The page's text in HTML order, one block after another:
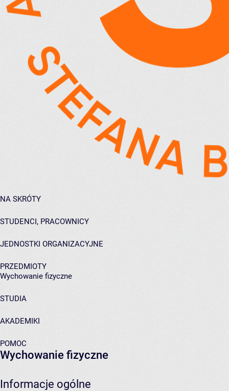
NA SKRÓTY
STUDENCI, PRACOWNICY
JEDNOSTKI ORGANIZACYJNE
PRZEDMIOTY
Wychowanie fizyczne
STUDIA
AKADEMIKI
POMOC
Wychowanie fizyczne
Informacje ogólne